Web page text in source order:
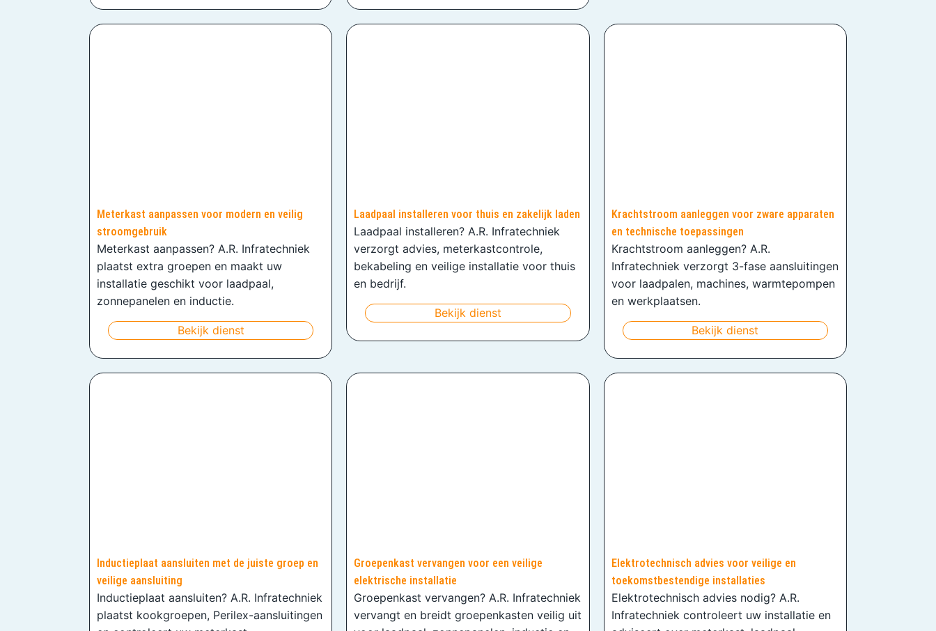
Meterkast aanpassen voor modern en veilig
stroomgebruik
Meterkast aanpassen? A.R. Infratechniek
plaatst extra groepen en maakt uw
installatie geschikt voor laadpaal,
zonnepanelen en inductie.
Bekijk dienst
Laadpaal installeren voor thuis en zakelijk laden
Laadpaal installeren? A.R. Infratechniek
verzorgt advies, meterkastcontrole,
bekabeling en veilige installatie voor thuis
en bedrijf.
Bekijk dienst
Krachtstroom aanleggen voor zware apparaten
en technische toepassingen
Krachtstroom aanleggen? A.R.
Infratechniek verzorgt 3-fase aansluitingen
voor laadpalen, machines, warmtepompen
en werkplaatsen.
Bekijk dienst
Inductieplaat aansluiten met de juiste groep en
veilige aansluiting
Inductieplaat aansluiten? A.R. Infratechniek
plaatst kookgroepen, Perilex-aansluitingen
Groepenkast vervangen voor een veilige
elektrische installatie
Groepenkast vervangen? A.R. Infratechniek
vervangt en breidt groepenkasten veilig uit
Elektrotechnisch advies voor veilige en
toekomstbestendige installaties
Elektrotechnisch advies nodig? A.R.
Infratechniek controleert uw installatie en